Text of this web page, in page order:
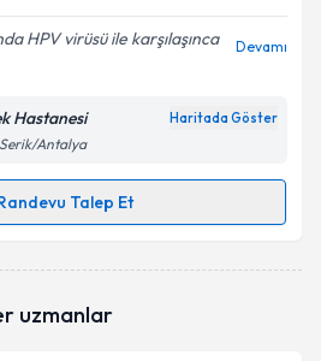
HPV virüsü ile karşılaşınca
Devamı
Hastanesi Haritada Göster
Serik/Antalya
Talep Et
Talebi
bu uzmandan randevu almanız
uzmanlar